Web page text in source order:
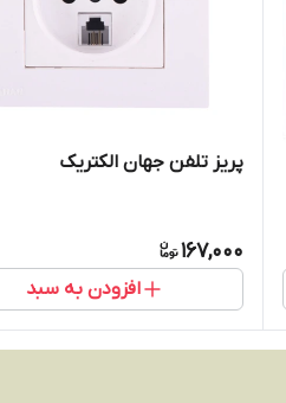
پریز تلفن جهان الکتریک
167,000
افزودن به سبد